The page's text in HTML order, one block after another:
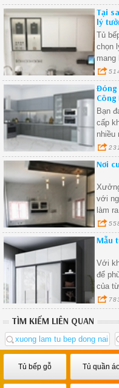
Tại
lý
Tủ
chọn
mang
Đóng
Bạn
cấp
nhiều
bếp
cho
và
Nơi
với
làm
phát
Mẫu
Với
để
của
trần
cao,
TÌM KIẾM LIÊN QUAN
xuong lam tu bep dong nai
Tủ bếp gỗ Tủ quần